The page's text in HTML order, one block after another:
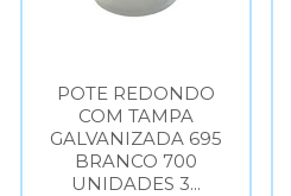
POTE REDONDO
COM TAMPA
GALVANIZADA 695
BRANCO 700
UNIDADES 3...